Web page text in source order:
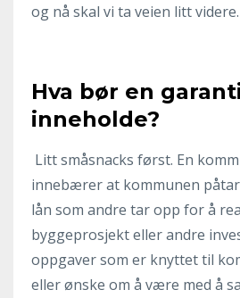
og nå skal vi ta veien litt videre.
Hva bør en
inneholde?
Litt småsnacks først. En
innebærer at kommunen
lån som andre tar opp for å
byggeprosjekt eller andre
oppgaver som er knyttet til
eller ønske om å være med å